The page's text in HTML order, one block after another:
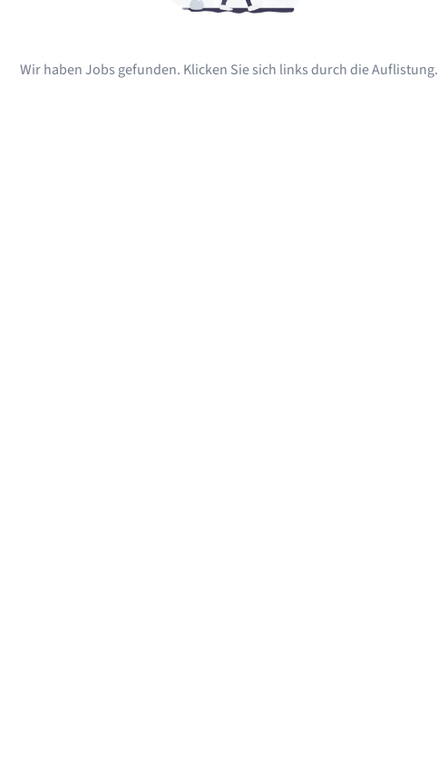
Wir haben Jobs gefunden. Klicken Sie sich links durch die Auflistung.